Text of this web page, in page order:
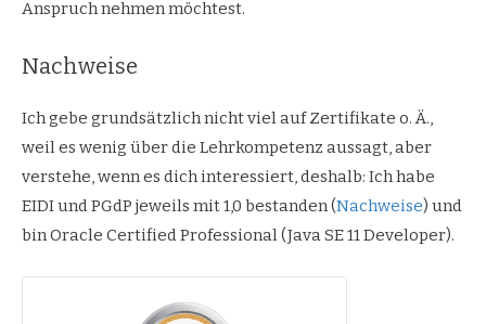
Anspruch nehmen möchtest.
Nachweise
Ich gebe grundsätzlich nicht viel auf Zertifikate o. Ä.,
weil es wenig über die Lehrkompetenz aussagt, aber
verstehe, wenn es dich interessiert, deshalb: Ich habe
EIDI und PGdP jeweils mit 1,0 bestanden (Nachweise) und
bin Oracle Certified Professional (Java SE 11 Developer).